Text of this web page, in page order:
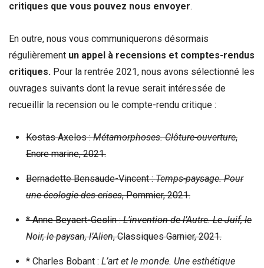
critiques que vous pouvez nous envoyer.
En outre, nous vous communiquerons désormais
régulièrement un appel à recensions et comptes-rendus
critiques. Pour la rentrée 2021, nous avons sélectionné les
ouvrages suivants dont la revue serait intéressée de
recueillir la recension ou le compte-rendu critique :
Kostas Axelos :Métamorphoses. Clôture-ouverture,
Encre marine, 2021.
Bernadette Bensaude-Vincent :Temps-paysage. Pour
une écologie des crises, Pommier, 2021.
* Anne Beyaert-Geslin :L’invention de l’Autre. Le Juif, le
Noir, le paysan, l’Alien, Classiques Garnier, 2021.
* Charles Bobant : L’art et le monde. Une esthétique